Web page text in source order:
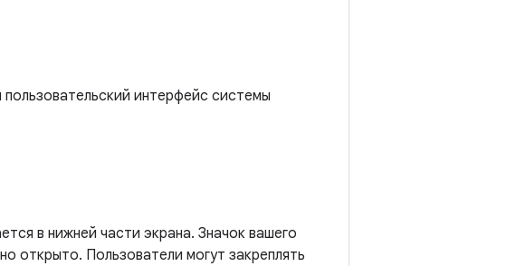
интерфейс системы
в нижней части экрана. Значок вашего
открыто. Пользователи могут закреплять